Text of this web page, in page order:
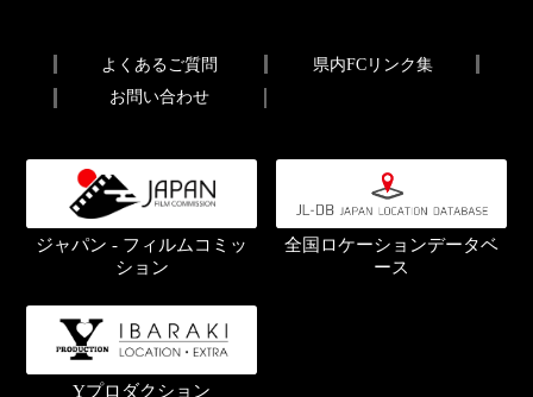
よくあるご質問
県内FCリンク集
お問い合わせ
ジャパン - フィルムコミッ
ション
全国ロケーションデータベ
ース
Yプロダクション